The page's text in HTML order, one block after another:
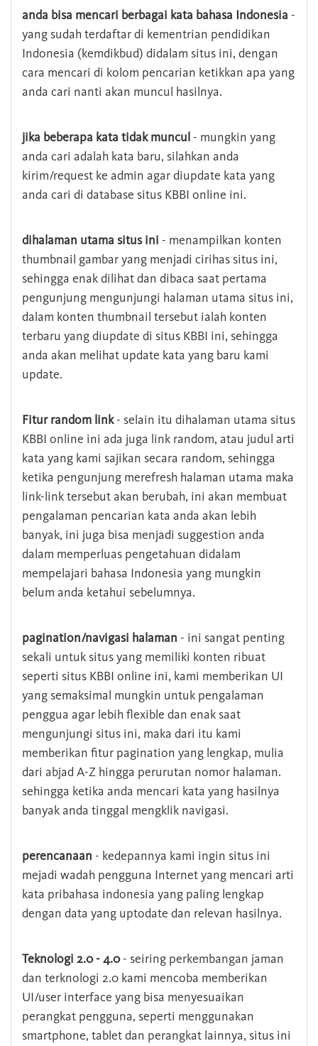
anda bisa mencari berbagai kata bahasa Indonesia -
yang sudah terdaftar di kementrian pendidikan
Indonesia (kemdikbud) didalam situs ini, dengan
cara mencari di kolom pencarian ketikkan apa yang
anda cari nanti akan muncul hasilnya.
jika beberapa kata tidak muncul - mungkin yang
anda cari adalah kata baru, silahkan anda
kirim/request ke admin agar diupdate kata yang
anda cari di database situs KBBI online ini.
dihalaman utama situs ini - menampilkan konten
thumbnail gambar yang menjadi cirihas situs ini,
sehingga enak dilihat dan dibaca saat pertama
pengunjung mengunjungi halaman utama situs ini,
dalam konten thumbnail tersebut ialah konten
terbaru yang diupdate di situs KBBI ini, sehingga
anda akan melihat update kata yang baru kami
update.
Fitur random link- selain itu dihalaman utama situs
KBBI online ini ada juga link random, atau judul arti
kata yang kami sajikan secara random, sehingga
ketika pengunjung merefresh halaman utama maka
link-link tersebut akan berubah, ini akan membuat
pengalaman pencarian kata anda akan lebih
banyak, ini juga bisa menjadi suggestion anda
dalam memperluas pengetahuan didalam
mempelajari bahasa Indonesia yang mungkin
belum anda ketahui sebelumnya.
pagination/navigasi halaman - ini sangat penting
sekali untuk situs yang memiliki konten ribuat
seperti situs KBBI online ini, kami memberikan UI
yang semaksimal mungkin untuk pengalaman
penggua agar lebih flexible dan enak saat
mengunjungi situs ini, maka dari itu kami
memberikan fitur pagination yang lengkap, mulia
dari abjad A-Z hingga perurutan nomor halaman.
sehingga ketika anda mencari kata yang hasilnya
banyak anda tinggal mengklik navigasi.
perencanaan - kedepannya kami ingin situs ini
mejadi wadah pengguna Internet yang mencari arti
kata pribahasa indonesia yang paling lengkap
dengan data yang uptodate dan relevan hasilnya.
Teknologi 2.0 - 4.0- seiring perkembangan jaman
dan terknologi 2.0 kami mencoba memberikan
UI/user interface yang bisa menyesuaikan
perangkat pengguna, seperti menggunakan
smartphone, tablet dan perangkat lainnya, situs ini